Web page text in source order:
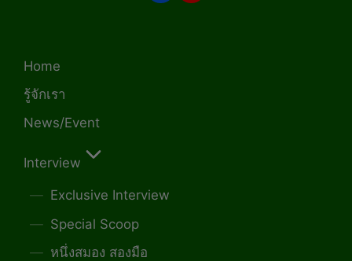
Home
รู้จักเรา
News/Event
Interview
Exclusive Interview
Special Scoop
หนึ่งสมอง สองมือ